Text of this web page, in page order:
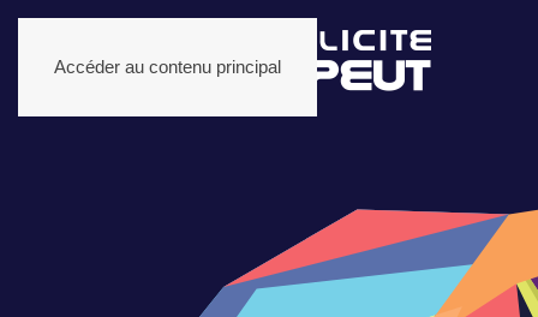
Accéder au contenu principal